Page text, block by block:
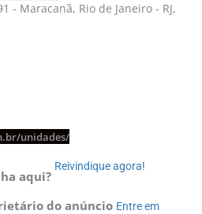
- Maracanã, Rio de Janeiro - RJ,
unidades/
aqui?
Reivindique agora!
do anúncio Entre em